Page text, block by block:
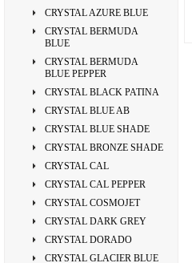
CRYSTAL AZURE BLUE
CRYSTAL BERMUDA
BLUE
CRYSTAL BERMUDA
BLUE PEPPER
CRYSTAL BLACK PATINA
CRYSTAL BLUE AB
CRYSTAL BLUE SHADE
CRYSTAL BRONZE SHADE
CRYSTAL CAL
CRYSTAL CAL PEPPER
CRYSTAL COSMOJET
CRYSTAL DARK GREY
CRYSTAL DORADO
CRYSTAL GLACIER BLUE